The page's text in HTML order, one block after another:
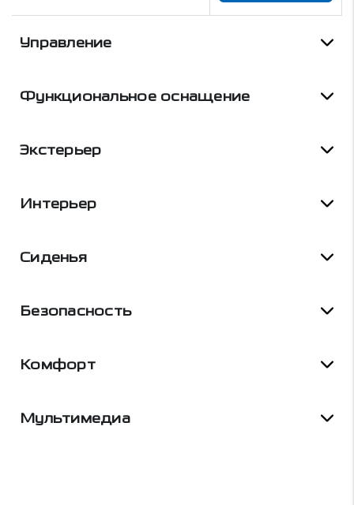
Управление
Функциональное оснащение
Экстерьер
Интерьер
Сиденья
Безопасность
Комфорт
Мультимедиа